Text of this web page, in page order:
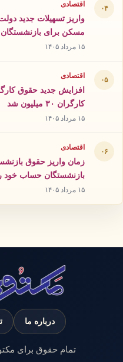
۰۴ اقتصادی
واریز تسهیلات جدید
مسکن برای بازنشستگان
۱۵ مرداد ۱۴۰۵
۰۵ اقتصادی
افزایش جدید حقوق
کارگران ۳۰ میلیون شد
۱۵ مرداد ۱۴۰۵
۰۶ اقتصادی
زمان واریز حقوق
بازنشستگان حساب خود
۱۵ مرداد ۱۴۰۵
درباره ما
تمام حقوق برای